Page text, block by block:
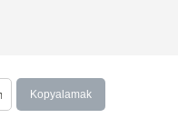
Kopyalamak